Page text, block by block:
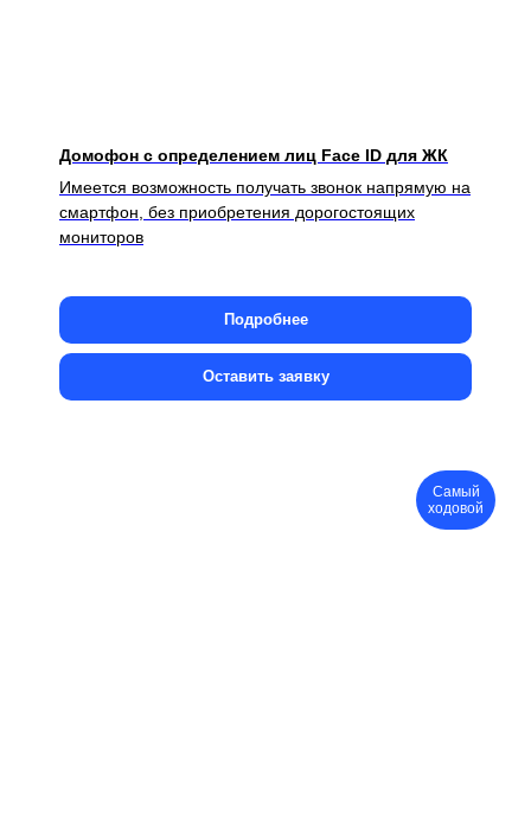
Домофон с определением лиц Face ID для ЖК
Имеется возможность получать звонок напрямую на
смартфон, без приобретения дорогостоящих
мониторов
Подробнее
Оставить заявку
Самый
ходовой